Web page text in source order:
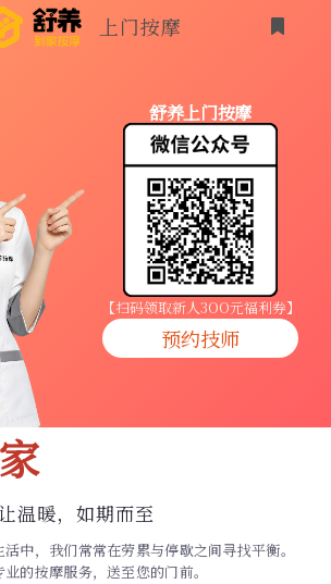
上门按摩
舒养上门按摩
【扫码领取新人3OO元福利券】
预约技师
让温暖，如期而至
中，我们常常在劳累与停歇之间寻找平衡。
的按摩服务，送至您的门前。